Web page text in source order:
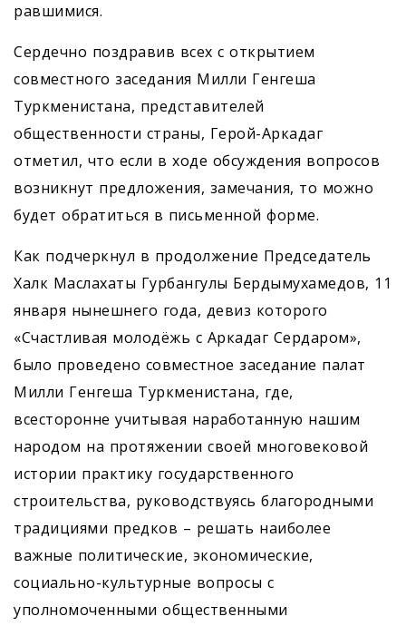
равшимися.
Сердечно поздравив всех с открытием
совместного заседания Милли Генгеша
Туркменистана, представителей
общественности страны, Герой-Аркадаг
отметил, что если в ходе обсуждения вопросов
возникнут предложения, замечания, то можно
будет обратиться в письменной форме.
Как подчеркнул в продолжение Председатель
Халк Маслахаты Гурбангулы Бердымухамедов, 11
января нынешнего года, девиз которого
«Счастливая молодёжь с Аркадаг Сердаром»,
было проведено совместное заседание палат
Милли Генгеша Туркменистана, где,
всесторонне учитывая наработанную нашим
народом на протяжении своей многовековой
истории практику государственного
строительства, руководствуясь благородными
традициями предков – решать наиболее
важные политические, экономические,
социально-культурные вопросы с
уполномоченными общественными